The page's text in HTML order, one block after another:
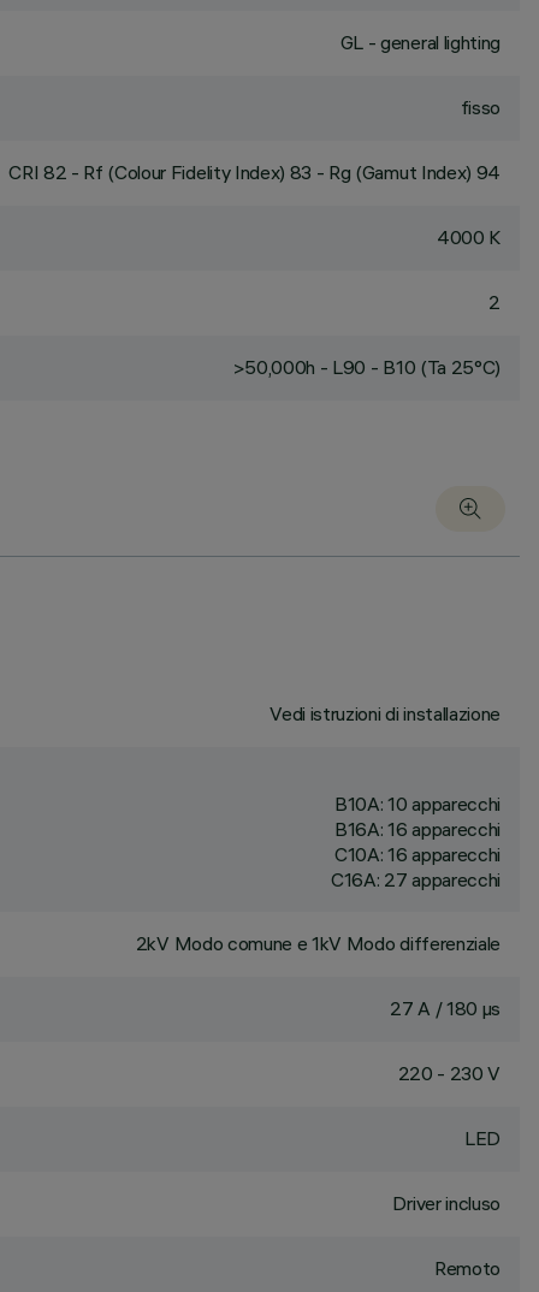
GL - general lighting
fisso
CRI 82 - Rf (Colour Fidelity Index) 83 - Rg (Gamut Index) 94
4000 K
2
>50,000h - L90 - B10 (Ta 25°C)
Vedi istruzioni di installazione
B10A: 10 apparecchi
B16A: 16 apparecchi
C10A: 16 apparecchi
C16A: 27 apparecchi
2kV Modo comune e 1kV Modo differenziale
27 A / 180 µs
220 - 230 V
LED
Driver incluso
Remoto